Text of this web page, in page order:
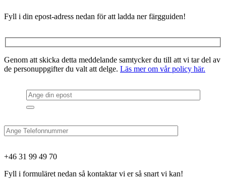
Fyll i din epost-adress nedan för att ladda ner färgguiden!
Genom att skicka detta meddelande samtycker du till att vi tar del av
de personuppgifter du valt att delge. Läs mer om vår policy här.
+46 31 99 49 70
Fyll i formuläret nedan så kontaktar vi er så snart vi kan!